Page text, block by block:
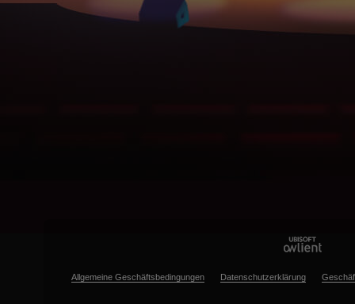
Allgemeine Geschäftsbedingungen Datenschutzerklärung